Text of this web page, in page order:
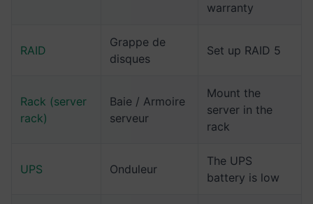
warranty
RAID
Grappe de
disques
Set up RAID 5
Rack (server
rack)
Baie / Armoire
serveur
Mount the
server in the
rack
UPS Onduleur
The UPS
battery is low